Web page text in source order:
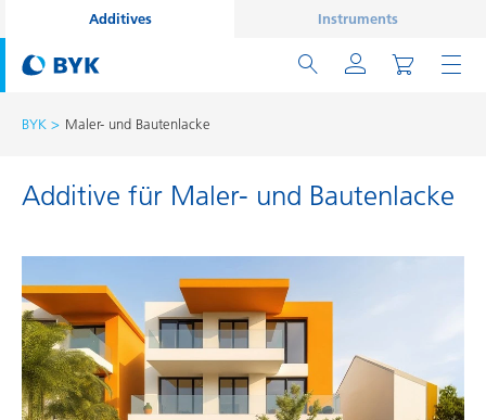
Additives Instruments
BYK Maler- und Bautenlacke
Additive für Maler- und Bautenlacke